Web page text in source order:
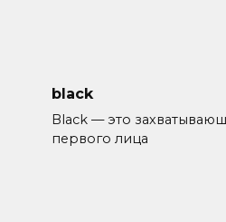
black
Black — это
первого лица